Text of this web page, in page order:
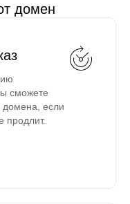
домен
сможете
домена, если
продлит.